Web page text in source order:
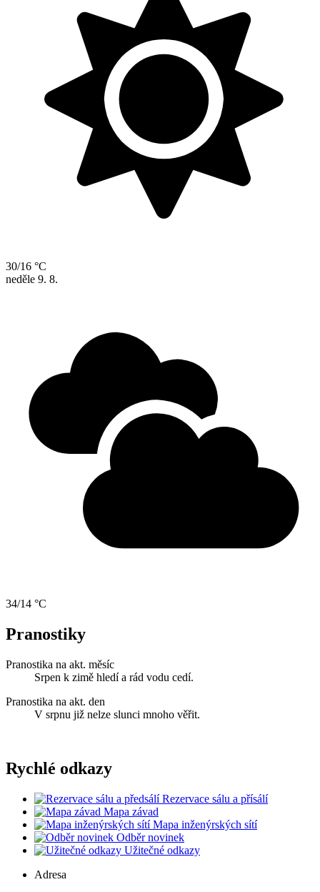
30/16 °C
neděle 9. 8.
34/14 °C
Pranostiky
Pranostika na akt. měsíc
Srpen k zimě hledí a rád vodu cedí.
Pranostika na akt. den
V srpnu již nelze slunci mnoho věřit.
Rychlé odkazy
Rezervace sálu a přísálí
Mapa závad
Mapa inženýrských sítí
Odběr novinek
Užitečné odkazy
Adresa